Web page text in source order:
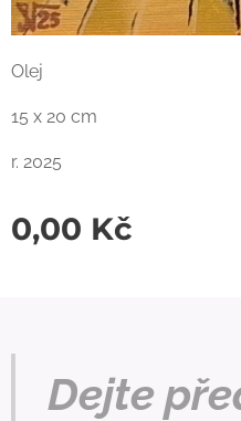
Olej
15 x 20 cm
r. 2025
0,00 Kč
Dejte